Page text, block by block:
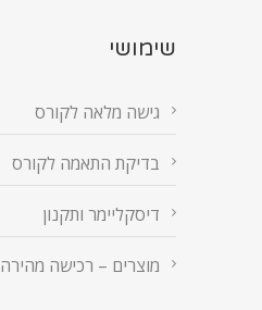
שימושי
גישה מלאה לקורס
בדיקת התאמה לקורס
דיסקליימר ותקנון
מוצרים – רכישה מהירה